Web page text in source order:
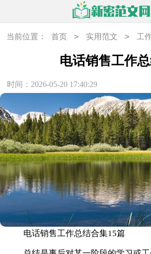
当前位置： 首页 > 实用范文 > 工
电话销售工作
时间：2026-05-20 17:40:29
电话销售工作总结合集15篇